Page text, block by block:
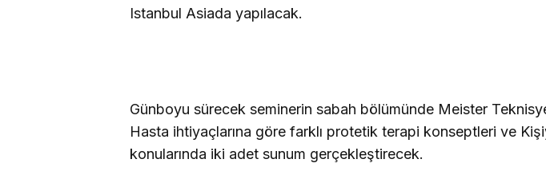
Istanbul Asiada yapılacak.
Günboyu sürecek seminerin sabah bölümünde Meister
Hasta ihtiyaçlarına göre farklı protetik terapi konseptleri ve
konularında iki adet sunum gerçekleştirecek.